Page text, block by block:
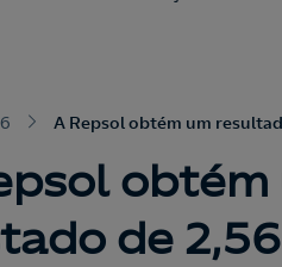
A Repsol obtém um
de